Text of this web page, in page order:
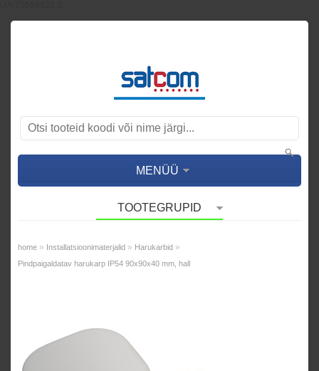
MENÜÜ
TOOTEGRUPID
home » Installatsioonimaterjalid » Harukarbid »
Pindpaigaldatav harukarp IP54 90x90x40 mm, hall